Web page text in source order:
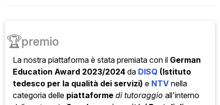
🏆premio
La nostra piattaforma è stata premiata con il German
Education Award 2023/2024 da DISQ (Istituto
tedesco per la qualità dei servizi) e NTV nella
categoria delle piattaforme di tutoraggio all'interno